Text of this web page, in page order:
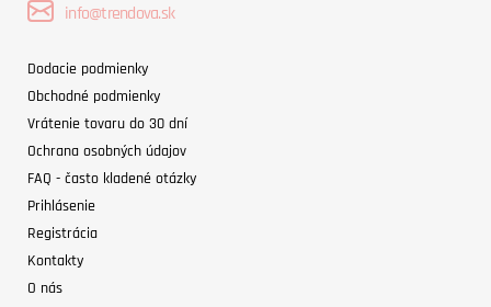
info@trendova.sk
Dodacie podmienky
Obchodné podmienky
Vrátenie tovaru do 30 dní
Ochrana osobných údajov
FAQ - často kladené otázky
Prihlásenie
Registrácia
Kontakty
O nás